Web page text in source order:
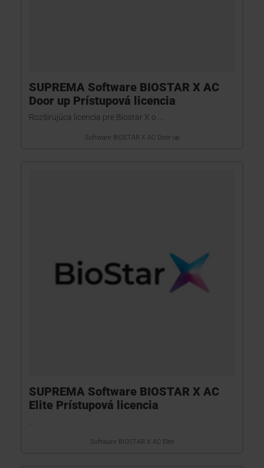
SUPREMA Software BIOSTAR X AC
Door up Prístupová licencia
Rozširujúca licencia pre Biostar X o ...
Software BIOSTAR X AC Door up
SUPREMA Software BIOSTAR X AC
Elite Prístupová licencia
Software BIOSTAR X AC Elite